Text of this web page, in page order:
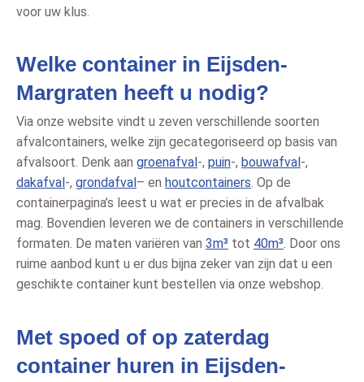
voor uw klus.
Welke container in Eijsden-
Margraten heeft u nodig?
Via onze website vindt u zeven verschillende soorten
afvalcontainers, welke zijn gecategoriseerd op basis van
afvalsoort. Denk aan groenafval -, puin-, bouwafval -,
dakafval -, grondafval – en houtcontainers. Op de
containerpagina’s leest u wat er precies in de afvalbak
mag. Bovendien leveren we de containers in verschillende
formaten. De maten variëren van 3m³ tot 40m³. Door ons
ruime aanbod kunt u er dus bijna zeker van zijn dat u een
geschikte container kunt bestellen via onze webshop.
Met spoed of op zaterdag
container huren in Eijsden-